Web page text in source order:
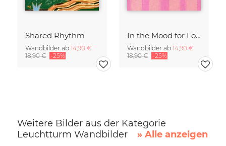
Shared Rhythm
Wandbilder ab 14,90 €
18,90 € -25%
In the Mood for Love - Handlettering
Wandbilder ab 14,90 €
18,90 € -25%
Weitere Bilder aus der Kategorie
Leuchtturm Wandbilder
» Alle anzeigen